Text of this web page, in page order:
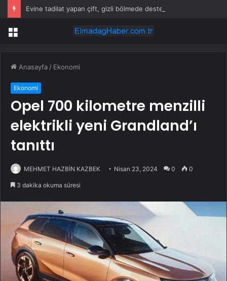
Menü
Anasayfa / Ekonomi
Ekonomi
Opel 700 kilometre menzilli
elektrikli yeni Grandland’ı
tanıttı
MEHMET HAZBİN KAZBEK Nisan 23, 2024 0 0
3 dakika okuma süresi